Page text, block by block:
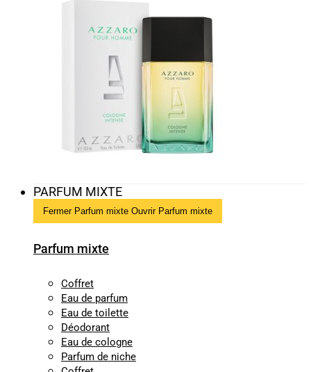
PARFUM MIXTE
Fermer Parfum mixte Ouvrir Parfum mixte
Parfum mixte
Coffret
Eau de parfum
Eau de toilette
Déodorant
Eau de cologne
Parfum de niche